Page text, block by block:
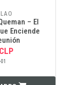
– El
Enciende